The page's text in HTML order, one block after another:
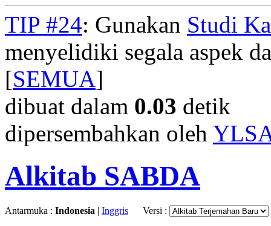
TIP #24: Gunakan Studi
menyelidiki segala aspek
[SEMUA]
dibuat dalam 0.03 detik
dipersembahkan oleh
Alkitab SABDA
Antarmuka : Indonesia | Inggris Versi :